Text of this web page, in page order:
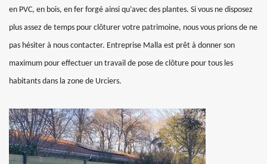
en PVC, en bois, en fer forgé ainsi qu’avec des plantes. Si vous ne disposez
plus assez de temps pour clôturer votre patrimoine, nous vous prions de ne
pas hésiter à nous contacter. Entreprise Malla est prêt à donner son
maximum pour effectuer un travail de pose de clôture pour tous les
habitants dans la zone de Urciers.